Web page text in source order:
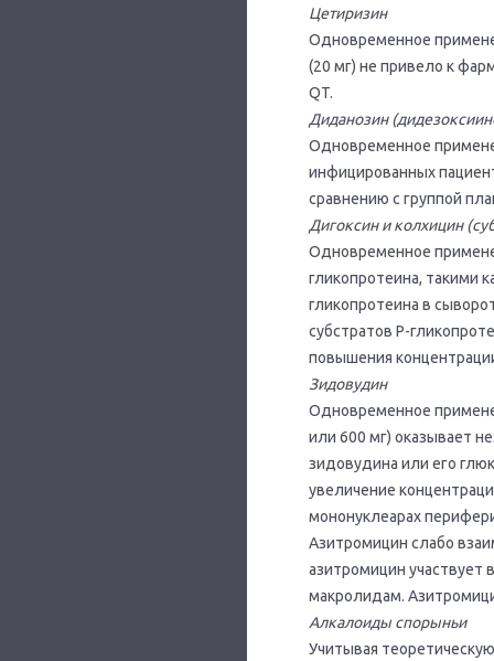
Цетиризин
Одновременное
(20 мг) не привело к
QT.
Диданозин
Одновременное
инфицированных
сравнению с группой
Дигоксин и колхицин
Одновременное
гликопротеина, такими
гликопротеина в
субстратов Р-
повышения
Зидовудин
Одновременное
или 600 мг) оказывает
зидовудина или его
увеличение
мононуклеарах
Азитромицин слабо
азитромицин участвует
макролидам.
Алкалоиды спорыньи
Учитывая